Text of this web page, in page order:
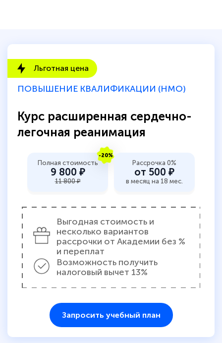
Льготная цена
ПОВЫШЕНИЕ КВАЛИФИКАЦИИ (НМО)
Курс расширенная сердечно-
легочная реанимация
-20%
Полная стоимость
9 800 ₽
11 800 ₽
Рассрочка 0%
от 500 ₽
в месяц на 18 мес.
Выгодная стоимость и
несколько вариантов
рассрочки от Академии без %
и переплат
Возможность получить
налоговый вычет 13%
Запросить учебный план